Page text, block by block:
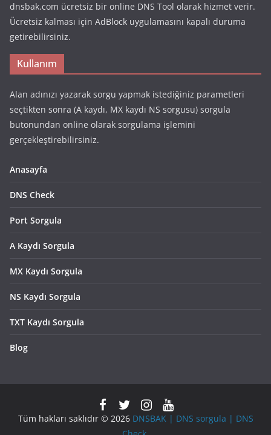
dnsbak.com ücretsiz bir online DNS Tool olarak hizmet verir.
Ücretsiz kalması için AdBlock uygulamasını kapalı duruma
getirebilirsiniz.
Kullanım
Alan adınızı yazarak sorgu yapmak istediğiniz parametleri
seçtikten sonra (A kaydı, MX kaydı NS sorgusu) sorgula
butonundan online olarak sorgulama işlemini
gerçekleştirebilirsiniz.
Anasayfa
DNS Check
Port Sorgula
A Kaydı Sorgula
MX Kaydı Sorgula
NS Kaydı Sorgula
TXT Kaydı Sorgula
Blog
Tüm hakları saklıdır © 2026 DNSBAK | DNS sorgula | DNS